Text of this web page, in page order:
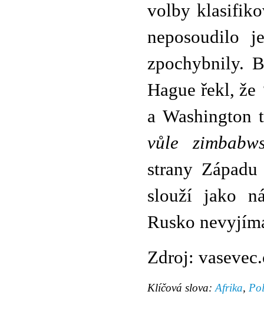
volby
neposoudilo
zpochybnily.
Hague řekl, že
a
vůle
strany
slouží jako
Rusko
Zdroj:
Klíčová slova: Afrika,